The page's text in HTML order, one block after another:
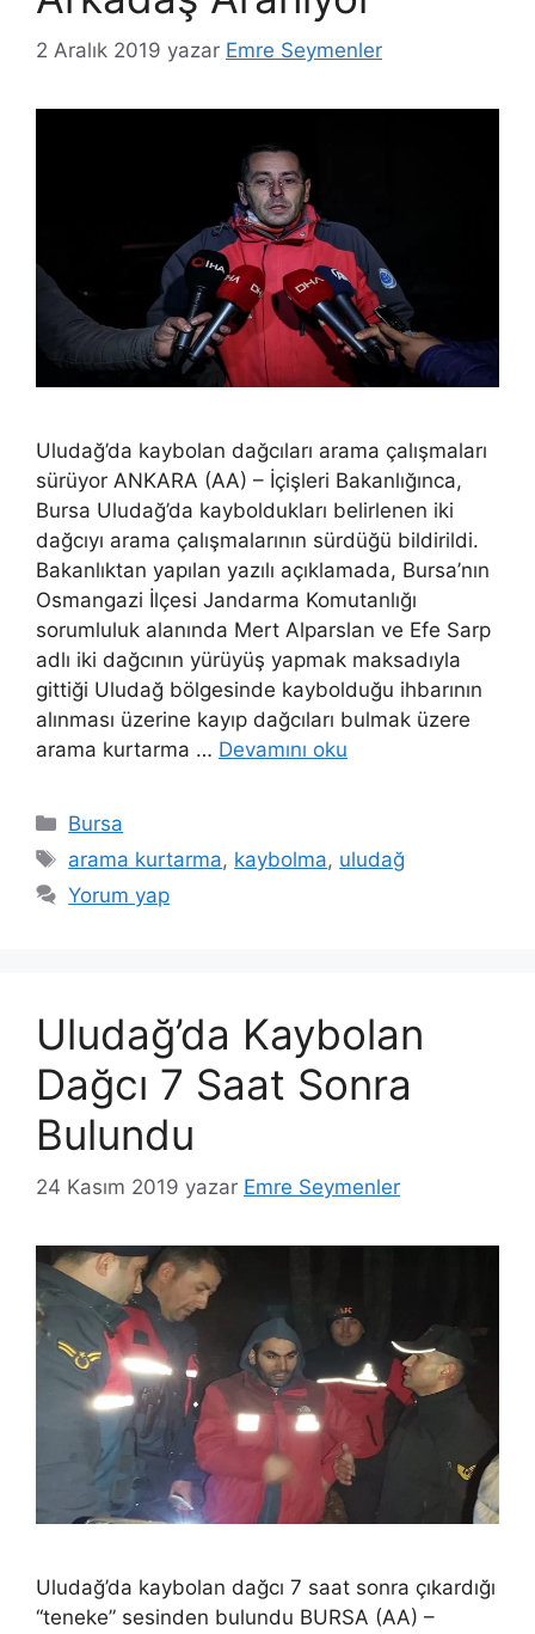
2 Aralık 2019 yazar Emre Seymenler
Uludağ’da kaybolan dağcıları arama çalışmaları
sürüyor ANKARA (AA) – İçişleri Bakanlığınca,
Bursa Uludağ’da kayboldukları belirlenen iki
dağcıyı arama çalışmalarının sürdüğü bildirildi.
Bakanlıktan yapılan yazılı açıklamada, Bursa’nın
Osmangazi İlçesi Jandarma Komutanlığı
sorumluluk alanında Mert Alparslan ve Efe Sarp
adlı iki dağcının yürüyüş yapmak maksadıyla
gittiği Uludağ bölgesinde kaybolduğu ihbarının
alınması üzerine kayıp dağcıları bulmak üzere
arama kurtarma … Devamını oku
Kategoriler
Bursa
Etiketler
arama kurtarma, kaybolma, uludağ
Yorum yap
Uludağ’da Kaybolan
Dağcı 7 Saat Sonra
Bulundu
24 Kasım 2019 yazar Emre Seymenler
Uludağ’da kaybolan dağcı 7 saat sonra çıkardığı
“teneke” sesinden bulundu BURSA (AA) –